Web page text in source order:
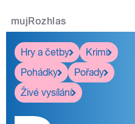
mujRozhlas
Hry a četby
Krimi
Pohádky
Pořady
Živé vysílání